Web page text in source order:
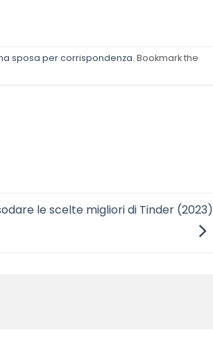
sposa per corrispondenza. Bookmark the
le scelte migliori di Tinder (2023)